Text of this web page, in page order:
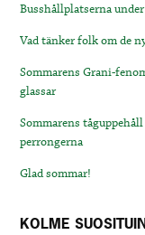
Busshållplatserna
Vad tänker folk om de
Sommarens Grani-
glassar
Sommarens
perrongerna
Glad sommar!
KOLME